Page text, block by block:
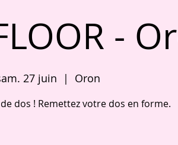
-
27 juin
  |
Oron
dos ! Remettez votre dos en forme.